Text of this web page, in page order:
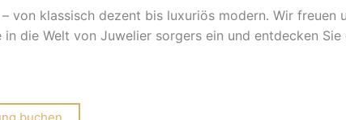
von klassisch dezent bis luxuriös modern. Wir freuen
die Welt von Juwelier sorgers ein und entdecken